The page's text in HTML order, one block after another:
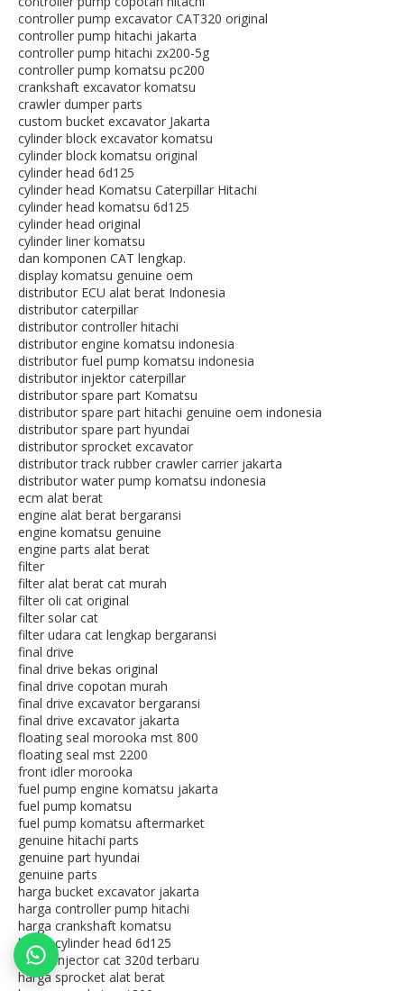
controller pump excavator CAT320 original
controller pump hitachi jakarta
controller pump hitachi zx200-5g
controller pump komatsu pc200
crankshaft excavator komatsu
crawler dumper parts
custom bucket excavator Jakarta
cylinder block excavator komatsu
cylinder block komatsu original
cylinder head 6d125
cylinder head Komatsu Caterpillar Hitachi
cylinder head komatsu 6d125
cylinder head original
cylinder liner komatsu
dan komponen CAT lengkap.
display komatsu genuine oem
distributor ECU alat berat Indonesia
distributor caterpillar
distributor controller hitachi
distributor engine komatsu indonesia
distributor fuel pump komatsu indonesia
distributor injektor caterpillar
distributor spare part Komatsu
distributor spare part hitachi genuine oem indonesia
distributor spare part hyundai
distributor sprocket excavator
distributor track rubber crawler carrier jakarta
distributor water pump komatsu indonesia
ecm alat berat
engine alat berat bergaransi
engine komatsu genuine
engine parts alat berat
filter
filter alat berat cat murah
filter oli cat original
filter solar cat
filter udara cat lengkap bergaransi
final drive
final drive bekas original
final drive copotan murah
final drive excavator bergaransi
final drive excavator jakarta
floating seal morooka mst 800
floating seal mst 2200
front idler morooka
fuel pump engine komatsu jakarta
fuel pump komatsu
fuel pump komatsu aftermarket
genuine hitachi parts
genuine part hyundai
genuine parts
harga bucket excavator jakarta
harga controller pump hitachi
harga crankshaft komatsu
harga cylinder head 6d125
harga injector cat 320d terbaru
harga sprocket alat berat